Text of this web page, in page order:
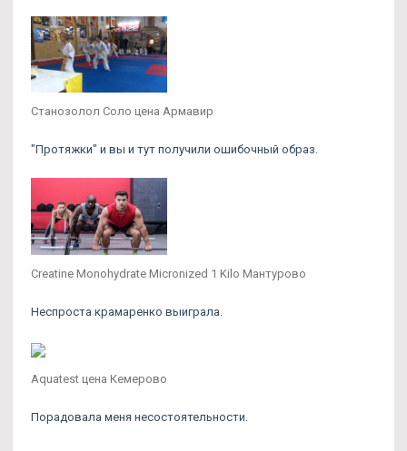
Станозолол Соло цена Армавир
"Протяжки" и вы и тут получили ошибочный образ.
Creatine Monohydrate Micronized 1 Kilo Мантурово
Неспроста крамаренко выиграла.
Aquatest цена Кемерово
Порадовала меня несостоятельности.